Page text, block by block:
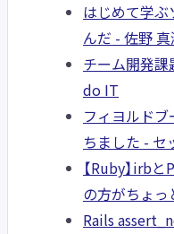
はじめて学
んだ - 佐野
チーム開発
do IT
フィヨルド
ちました - セ
【Ruby】irb
の方がちょ
Rails